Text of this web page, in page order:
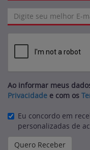
Ao informar meus
Privacidade e com os
Eu concordo em
personalizadas de